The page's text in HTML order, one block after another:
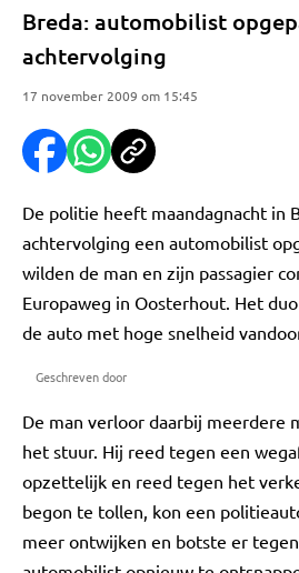
Breda: automobilist
achtervolging
17 november 2009 om 15:45
De politie heeft maandagnacht in
achtervolging een automobilist
wilden de man en zijn passagier
Europaweg in Oosterhout. Het
de auto met hoge snelheid
Geschreven door
De man verloor daarbij meerdere
het stuur. Hij reed tegen een
opzettelijk en reed tegen het
begon te tollen, kon een
meer ontwijken en botste er